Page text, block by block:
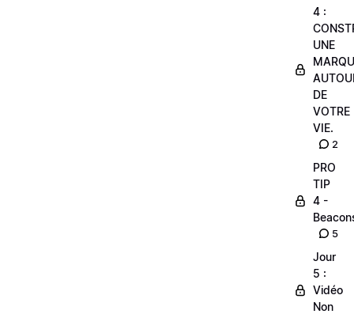
4 :
UNE
DE
VOTRE
VIE.
2
PRO
TIP
4 -
5
Jour
5 :
Vidéo
Non